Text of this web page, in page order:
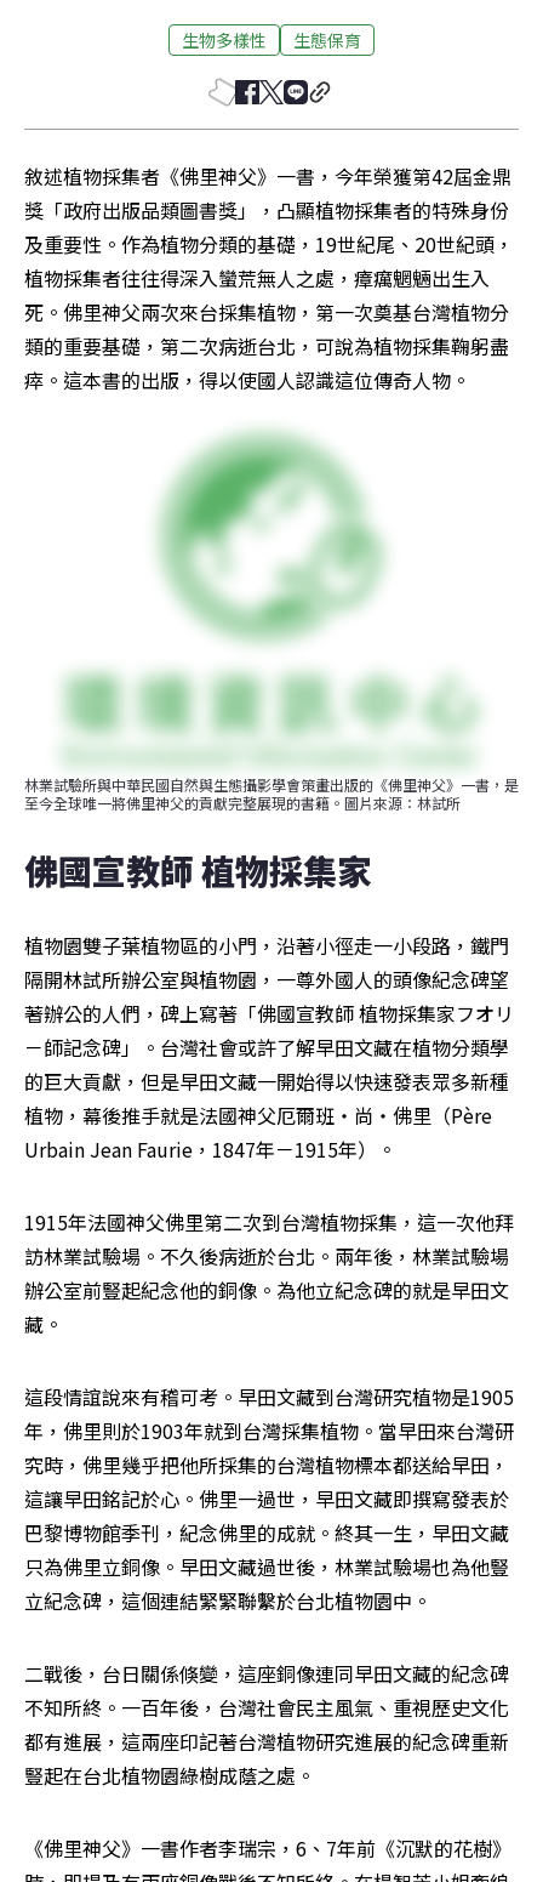
生物多樣性 生態保育
敘述植物採集者《佛里神父》一書，今年榮獲第42屆金鼎
獎「政府出版品類圖書獎」，凸顯植物採集者的特殊身份
及重要性。作為植物分類的基礎，19世紀尾、20世紀頭，
植物採集者往往得深入蠻荒無人之處，瘴癘魍魎出生入
死。佛里神父兩次來台採集植物，第一次奠基台灣植物分
類的重要基礎，第二次病逝台北，可說為植物採集鞠躬盡
瘁。這本書的出版，得以使國人認識這位傳奇人物。
林業試驗所與中華民國自然與生態攝影學會策畫出版的《佛里神父》一書，是
至今全球唯一將佛里神父的貢獻完整展現的書籍。圖片來源：林試所
佛國宣教師 植物採集家
植物園雙子葉植物區的小門，沿著小徑走一小段路，鐵門
隔開林試所辦公室與植物園，一尊外國人的頭像紀念碑望
著辦公的人們，碑上寫著「佛國宣教師 植物採集家フオリ
－師記念碑」。台灣社會或許了解早田文藏在植物分類學
的巨大貢獻，但是早田文藏一開始得以快速發表眾多新種
植物，幕後推手就是法國神父厄爾班‧尚‧佛里（Père
Urbain Jean Faurie，1847年－1915年）。
1915年法國神父佛里第二次到台灣植物採集，這一次他拜
訪林業試驗場。不久後病逝於台北。兩年後，林業試驗場
辦公室前豎起紀念他的銅像。為他立紀念碑的就是早田文
藏。
這段情誼說來有稽可考。早田文藏到台灣研究植物是1905
年，佛里則於1903年就到台灣採集植物。當早田來台灣研
究時，佛里幾乎把他所採集的台灣植物標本都送給早田，
這讓早田銘記於心。佛里一過世，早田文藏即撰寫發表於
巴黎博物館季刊，紀念佛里的成就。終其一生，早田文藏
只為佛里立銅像。早田文藏過世後，林業試驗場也為他豎
立紀念碑，這個連結緊緊聯繫於台北植物園中。
二戰後，台日關係倏變，這座銅像連同早田文藏的紀念碑
不知所終。一百年後，台灣社會民主風氣、重視歷史文化
都有進展，這兩座印記著台灣植物研究進展的紀念碑重新
豎起在台北植物園綠樹成蔭之處。
《佛里神父》一書作者李瑞宗，6、7年前《沉默的花樹》